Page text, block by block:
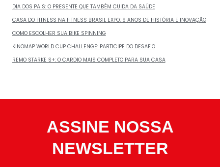
DIA DOS PAIS: O PRESENTE QUE TAMBÉM CUIDA DA SAÚDE
CASA DO FITNESS NA FITNESS BRASIL EXPO: 9 ANOS DE HISTÓRIA E INOVAÇÃO
COMO ESCOLHER SUA BIKE SPINNING
KINOMAP WORLD CUP CHALLENGE: PARTICIPE DO DESAFIO
REMO STARKE S+: O CARDIO MAIS COMPLETO PARA SUA CASA
ASSINE NOSSA
NEWSLETTER